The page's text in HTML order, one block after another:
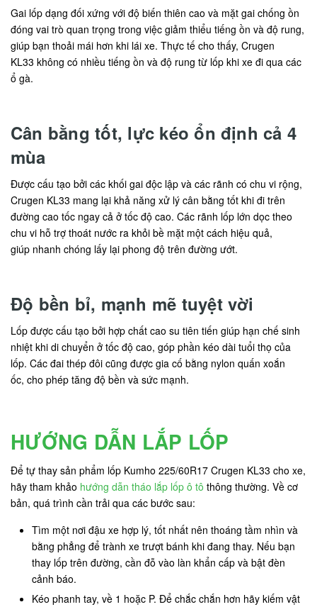
Gai lốp dạng đối xứng với độ biến thiên cao và mặt gai chống ồn
đóng vai trò quan trọng trong việc giảm thiểu tiếng ồn và độ rung,
giúp bạn thoải mái hơn khi lái xe. Thực tế cho thấy, Crugen
KL33 không có nhiều tiếng ồn và độ rung từ lốp khi xe đi qua các
ổ gà.
Cân bằng tốt, lực kéo ổn định cả 4
mùa
Được cấu tạo bởi các khối gai độc lập và các rãnh có chu vi rộng,
Crugen KL33 mang lại khả năng xử lý cân bằng tốt khi đi trên
đường cao tốc ngay cả ở tốc độ cao. Các rãnh lốp lớn dọc theo
chu vi hỗ trợ thoát nước ra khỏi bề mặt một cách hiệu quả,
giúp nhanh chóng lấy lại phong độ trên đường ướt.
Độ bền bỉ, mạnh mẽ tuyệt vời
Lốp được cấu tạo bởi hợp chất cao su tiên tiến giúp hạn chế sinh
nhiệt khi di chuyển ở tốc độ cao, góp phần kéo dài tuổi thọ của
lốp. Các đai thép đôi cũng được gia cố bằng nylon quấn xoắn
ốc, cho phép tăng độ bền và sức mạnh.
HƯỚNG DẪN LẮP LỐP
Để tự thay sản phẩm lốp Kumho 225/60R17 Crugen KL33 cho xe,
hãy tham khảo hướng dẫn tháo lắp lốp ô tô thông thường. Về cơ
bản, quá trình cần trải qua các bước sau:
Tìm một nơi đậu xe hợp lý, tốt nhất nên thoáng tầm nhìn và
bằng phẳng để trành xe trượt bánh khi đang thay. Nếu bạn
thay lốp trên đường, cần đỗ vào làn khẩn cấp và bật đèn
cảnh báo.
Kéo phanh tay, về 1 hoặc P. Để chắc chắn hơn hãy kiếm vật